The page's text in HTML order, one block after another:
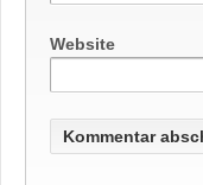
Website